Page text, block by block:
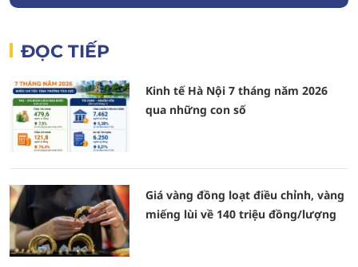
ĐỌC TIẾP
Kinh tế Hà Nội 7 tháng năm 2026
qua những con số
Giá vàng đồng loạt điều chỉnh, vàng
miếng lùi về 140 triệu đồng/lượng